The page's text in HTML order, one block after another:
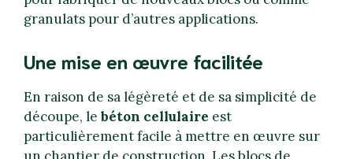
granulats pour d’autres applications.
Une mise en œuvre facilitée
En raison de sa légèreté et de sa simplicité de
découpe, lebéton cellulaire est
particulièrement facile à mettre en œuvre sur